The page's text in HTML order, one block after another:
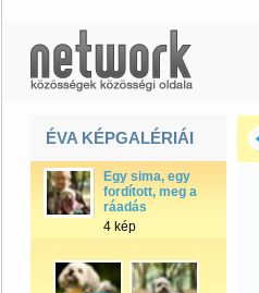
ÉVA KÉPGALÉRIÁI
Egy sima, egy
fordított, meg a
ráadás
4 kép